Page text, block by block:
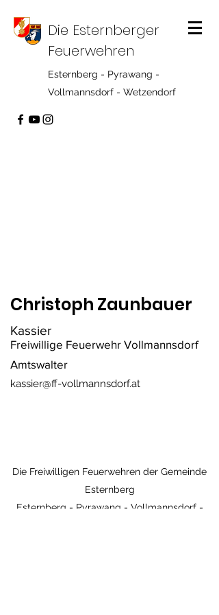
Die Esternberger
Feuerwehren
Esternberg - Pyrawang -
Vollmannsdorf - Wetzendorf
Christoph Zaunbauer
Kassier
Freiwillige Feuerwehr Vollmannsdorf
Amtswalter
kassier@ff-vollmannsdorf.at
Die Freiwilligen Feuerwehren der Gemeinde
Esternberg
Esternberg - Pyrawang - Vollmannsdorf -